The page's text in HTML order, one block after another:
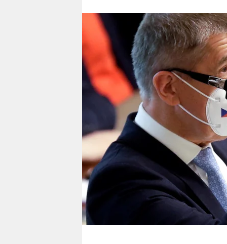
berlin
nord
wahrheit
verlag
verlag
veranstaltungen
shop
fragen & hilfe
unterstützen
genossenschaft